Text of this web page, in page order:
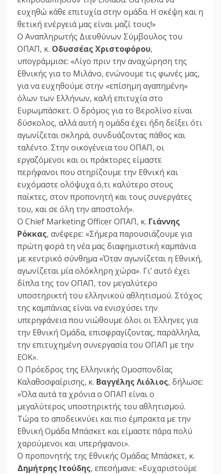
ευχηθώ κάθε επιτυχία στην ομάδα. Η σκέψη και η
θετική ενέργειά μας είναι μαζί τους!»
Ο Αναπληρωτής Διευθύνων Σύμβουλος του
ΟΠΑΠ, κ. Οδυσσέας Χριστοφόρου,
υπογράμμισε: «Λίγο πριν την αναχώρηση της
Εθνικής για το Μιλάνο, ενώνουμε τις φωνές μας,
για να ευχηθούμε στην «επίσημη αγαπημένη»
όλων των Ελλήνων, καλή επιτυχία στο
Ευρωμπάσκετ. Ο δρόμος για το Βερολίνο είναι
δύσκολος, αλλά αυτή η ομάδα έχει ήδη δείξει ότι
αγωνίζεται σκληρά, συνδυάζοντας πάθος και
ταλέντο. Στην οικογένεια του ΟΠΑΠ, οι
εργαζόμενοι και οι πράκτορες είμαστε
περήφανοι που στηρίζουμε την Εθνική και
ευχόμαστε ολόψυχα ό,τι καλύτερο στους
παίκτες, στον προπονητή και τους συνεργάτες
του, και σε όλη την αποστολή».
Ο Chief Marketing Officer ΟΠΑΠ, κ. Γιάννης
Ρόκκας, ανέφερε: «Σήμερα παρουσιάζουμε για
πρώτη φορά τη νέα μας διαφημιστική καμπάνια
με κεντρικό σύνθημα «Όταν αγωνίζεται η Εθνική,
αγωνίζεται μία ολόκληρη χώρα». Γι’ αυτό έχει
δίπλα της τον ΟΠΑΠ, τον μεγαλύτερο
υποστηρικτή του ελληνικού αθλητισμού. Στόχος
της καμπάνιας είναι να ενισχύσει την
υπερηφάνεια που νιώθουμε όλοι οι Έλληνες για
την Εθνική Ομάδα, επισφραγίζοντας, παράλληλα,
την επιτυχημένη συνεργασία του ΟΠΑΠ με την
ΕΟΚ».
Ο Πρόεδρος της Ελληνικής Ομοσπονδίας
Καλαθοσφαίρισης, κ. Βαγγέλης Λιόλιος, δήλωσε:
«Όλα αυτά τα χρόνια ο OΠΑΠ είναι ο
μεγαλύτερος υποστηρικτής του αθλητισμού.
Τώρα το αποδεικνύει και πιο έμπρακτα με την
Εθνική Ομάδα Μπάσκετ και είμαστε πάρα πολύ
χαρούμενοι και υπερήφανοι».
Ο προπονητής της Εθνικής Ομάδας Μπάσκετ, κ.
Δημήτρης Ιτούδης, επεσήμανε: «Ευχαριστούμε